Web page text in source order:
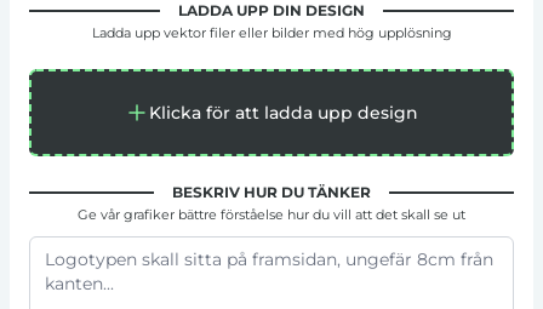
LADDA UPP DIN DESIGN
Ladda upp vektor filer eller bilder med hög upplösning
Klicka för att ladda upp design
BESKRIV HUR DU TÄNKER
Ge vår grafiker bättre förståelse hur du vill att det skall se ut